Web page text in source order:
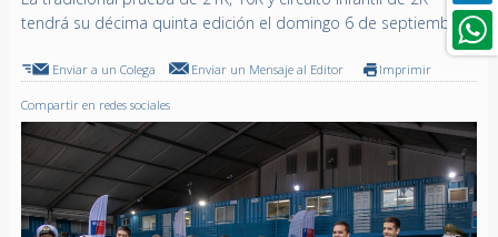
tendrá su décima quinta edición el domingo 6 de septiembre
Enviar a un Colega Enviar un Mensaje al Editor Imprimir
Compartir en redes sociales